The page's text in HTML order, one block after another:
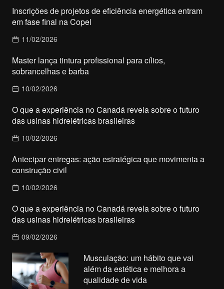
Inscrições de projetos de eficiência energética entram
em fase final na Copel
11/02/2026
Master lança tintura profissional para cílios,
sobrancelhas e barba
10/02/2026
O que a experiência no Canadá revela sobre o futuro
das usinas hidrelétricas brasileiras
10/02/2026
Antecipar entregas: ação estratégica que movimenta a
construção civil
10/02/2026
O que a experiência no Canadá revela sobre o futuro
das usinas hidrelétricas brasileiras
09/02/2026
Musculação: um hábito que vai
além da estética e melhora a
qualidade de vida